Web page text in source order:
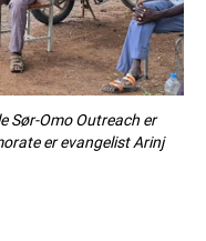
Sør-Omo Outreach er
er evangelist Arinj